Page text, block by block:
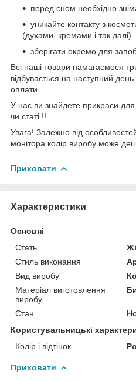
перед сном необхідно
уникайте контакту з
(духами, кремами і так далі)
зберігати окремо для
Всі наші товари намагаємося
відбувається на наступний
оплати.
У нас ви знайдете прикраси для
чи статі !!
Увага! Залежно від
монітора колір виробу може
Приховати
Характеристики
Основні
Стать
Стиль виконання
Вид виробу
Матеріал виготовлення
виробу
Стан
Користувальницькі
Колір і відтінок
Приховати